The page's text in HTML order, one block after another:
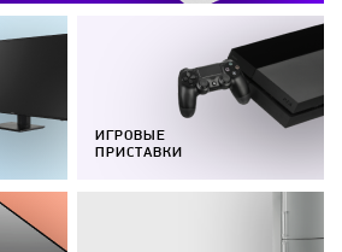
ИГРОВЫЕ
ПРИСТАВКИ